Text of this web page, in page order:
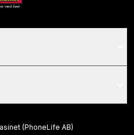
(PhoneLife AB)